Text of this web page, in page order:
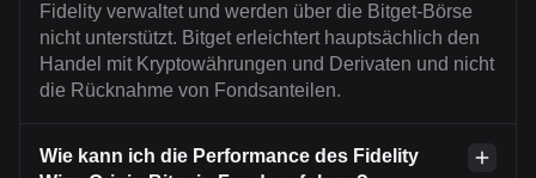
Fidelity verwaltet und werden über die Bitget-Börse
nicht unterstützt. Bitget erleichtert hauptsächlich den
Handel mit Kryptowährungen und Derivaten und nicht
die Rücknahme von Fondsanteilen.
Wie kann ich die Performance des Fidelity